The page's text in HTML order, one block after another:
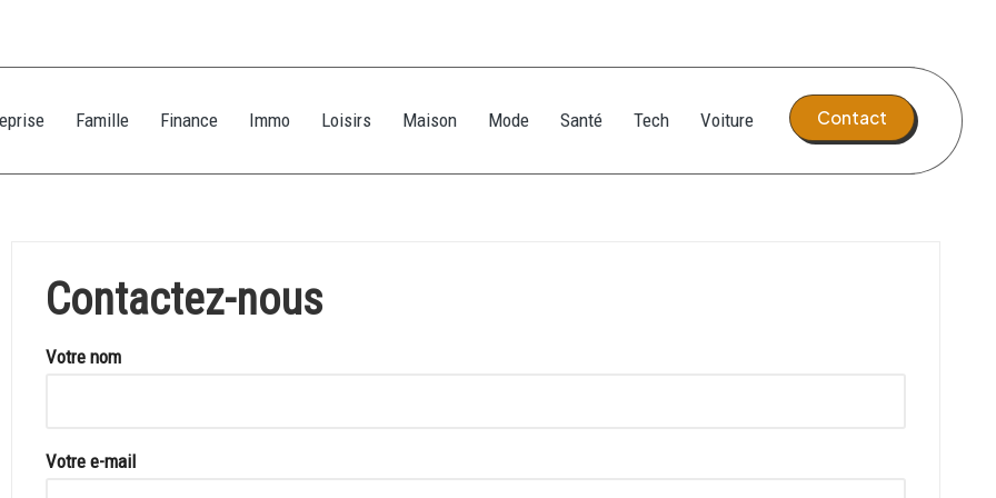
Famille Finance Immo Loisirs Maison Mode Santé Tech Voiture Contact
Contactez-nous
Votre nom
Votre e-mail